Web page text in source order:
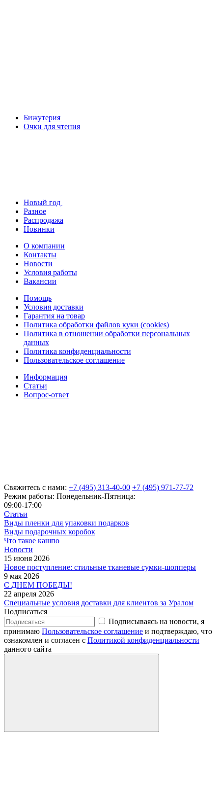
Бижутерия
Очки для чтения
Новый год
Разное
Распродажа
Новинки
О компании
Контакты
Новости
Условия работы
Вакансии
Помощь
Условия доставки
Гарантия на товар
Политика обработки файлов куки (cookies)
Политика в отношении обработки персональных
данных
Политика конфиденциальности
Пользовательское соглашение
Информация
Статьи
Вопрос-ответ
Свяжитесь с нами: +7 (495) 313-40-00 +7 (495) 971-77-72
Режим работы: Понедельник-Пятница:
09:00-17:00
Статьи
Виды пленки для упаковки подарков
Виды подарочных коробок
Что такое кашпо
Новости
15 июня 2026
Новое поступление: стильные тканевые сумки-шопперы
9 мая 2026
С ДНЕМ ПОБЕДЫ!
22 апреля 2026
Специальные условия доставки для клиентов за Уралом
Подписаться
Подписываясь на новости, я
принимаю Пользовательское соглашение и подтверждаю, что
ознакомлен и согласен с Политикой конфиденциальности
данного сайта